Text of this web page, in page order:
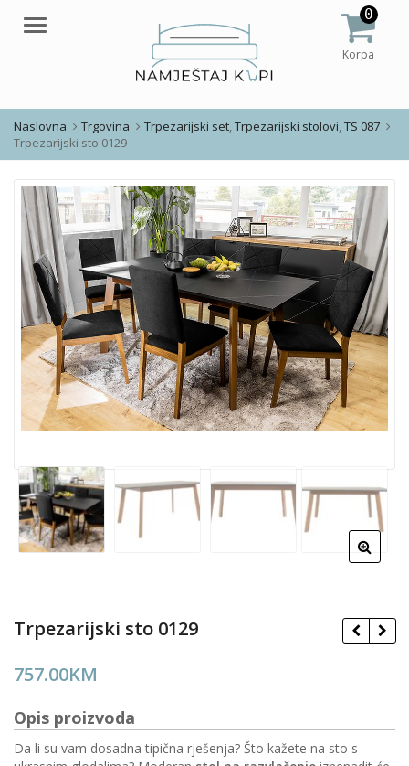
Meni
0
Korpa
Naslovna Trgovina Trpezarijski set,Trpezarijski stolovi,TS 087
Trpezarijski sto 0129
Trpezarijski sto 0129
757.00KM
Opis proizvoda
Da li su vam dosadna tipična rješenja? Što kažete na sto s